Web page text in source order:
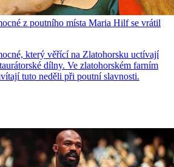
z poutního místa Maria Hilf se vrátil
který věřící na Zlatohorsku uctívají
dílny. Ve zlatohorském farním
tuto neděli při poutní slavnosti.